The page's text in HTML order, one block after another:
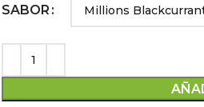
SABOR